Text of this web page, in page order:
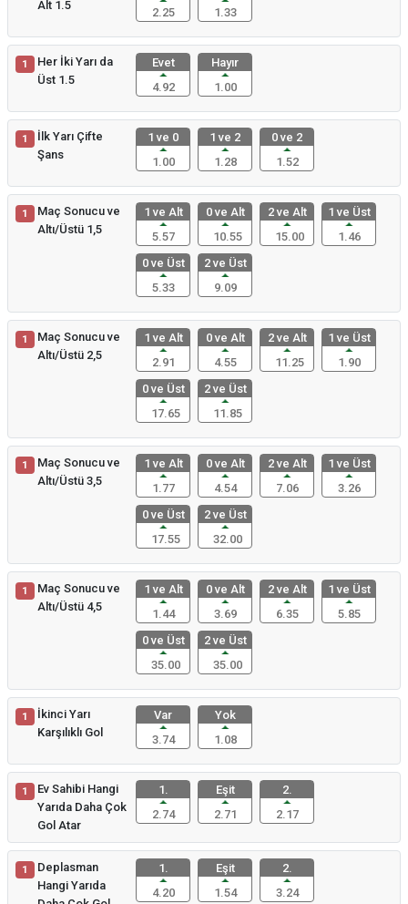
Alt 1.5
2.25
1.33
1
Her İki Yarı da
Üst 1.5
Evet
4.92
Hayır
1.00
1
İlk Yarı Çifte
Şans
1 ve 0
1.00
1 ve 2
1.28
0 ve 2
1.52
1
Maç Sonucu ve
Altı/Üstü 1,5
1 ve Alt
5.57
0 ve Alt
10.55
2 ve Alt
15.00
1 ve Üst
1.46
0 ve Üst
5.33
2 ve Üst
9.09
1
Maç Sonucu ve
Altı/Üstü 2,5
1 ve Alt
2.91
0 ve Alt
4.55
2 ve Alt
11.25
1 ve Üst
1.90
0 ve Üst
17.65
2 ve Üst
11.85
1
Maç Sonucu ve
Altı/Üstü 3,5
1 ve Alt
1.77
0 ve Alt
4.54
2 ve Alt
7.06
1 ve Üst
3.26
0 ve Üst
17.55
2 ve Üst
32.00
1
Maç Sonucu ve
Altı/Üstü 4,5
1 ve Alt
1.44
0 ve Alt
3.69
2 ve Alt
6.35
1 ve Üst
5.85
0 ve Üst
35.00
2 ve Üst
35.00
1
İkinci Yarı
Karşılıklı Gol
Var
3.74
Yok
1.08
1
Ev Sahibi Hangi
Yarıda Daha Çok
Gol Atar
1.
2.74
Eşit
2.71
2.
2.17
1
Deplasman
Hangi Yarıda
1.
4.20
Eşit
1.54
2.
3.24